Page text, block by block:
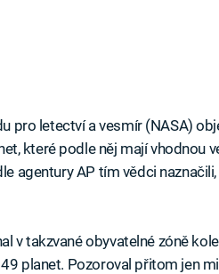
pro letectví a vesmír (NASA)
které podle něj mají vhodnou
agentury AP tím vědci
v takzvané obyvatelné zóně
planet. Pozoroval přitom jen